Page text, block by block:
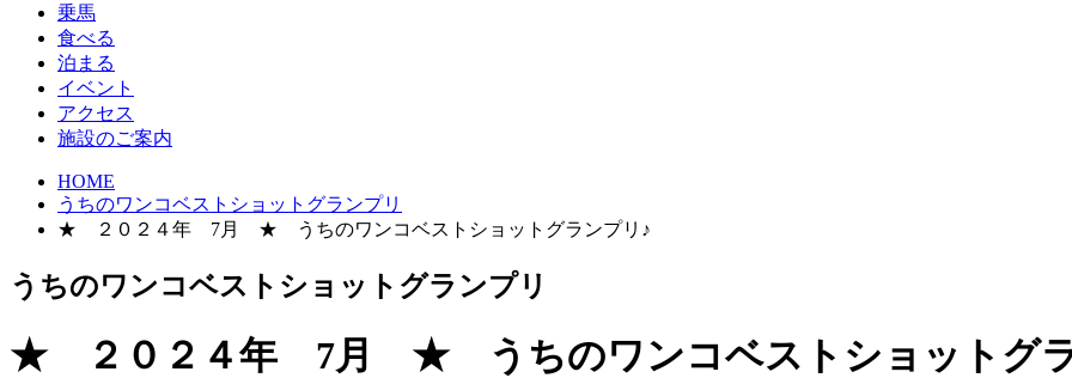
乗馬
食べる
泊まる
イベント
アクセス
施設のご案内
HOME
うちのワンコベストショットグランプリ
★ ２０２４年 7月 ★ うちのワンコベストショットグランプリ♪
うちのワンコベストショットグランプリ
★ ２０２４年 7月 ★ うちのワンコベストショットグ